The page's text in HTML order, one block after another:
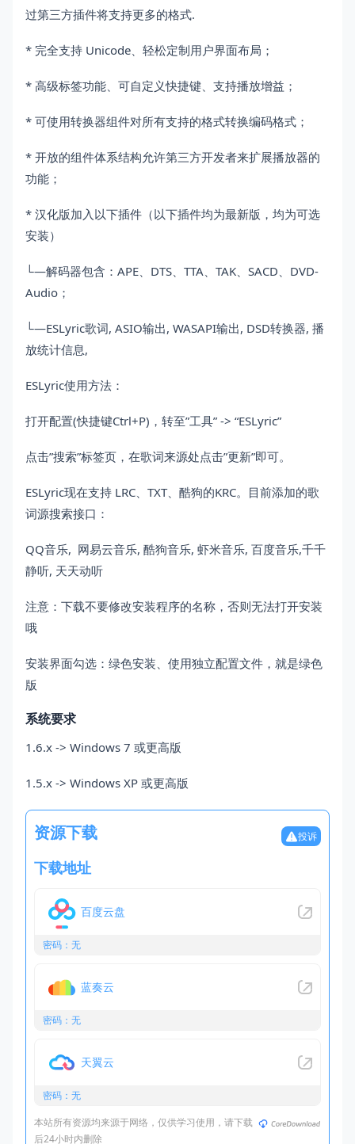
过第三方插件将支持更多的格式.
* 完全支持 Unicode、轻松定制用户界面布局；
* 高级标签功能、可自定义快捷键、支持播放增益；
* 可使用转换器组件对所有支持的格式转换编码格式；
* 开放的组件体系结构允许第三方开发者来扩展播放器的
功能；
* 汉化版加入以下插件（以下插件均为最新版，均为可选
安装）
└—解码器包含：APE、DTS、TTA、TAK、SACD、DVD-
Audio；
└—ESLyric歌词, ASIO输出, WASAPI输出, DSD转换器, 播
放统计信息,
ESLyric使用方法：
打开配置(快捷键Ctrl+P)，转至”工具” -> “ESLyric”
点击”搜索”标签页，在歌词来源处点击”更新”即可。
ESLyric现在支持 LRC、TXT、酷狗的KRC。目前添加的歌
词源搜索接口：
QQ音乐, 网易云音乐, 酷狗音乐, 虾米音乐, 百度音乐,千千
静听, 天天动听
注意：下载不要修改安装程序的名称，否则无法打开安装
哦
安装界面勾选：绿色安装、使用独立配置文件，就是绿色
版
系统要求
1.6.x -> Windows 7 或更高版
1.5.x -> Windows XP 或更高版
资源下载 投诉
下载地址
百度云盘
密码：无
蓝奏云
密码：无
天翼云
密码：无
本站所有资源均来源于网络，仅供学习使用，请下载
后24小时内删除